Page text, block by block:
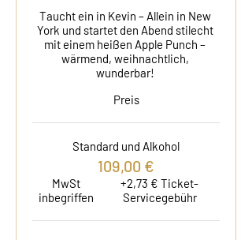
Taucht ein in Kevin – Allein in New
York und startet den Abend stilecht
mit einem heißen Apple Punch –
wärmend, weihnachtlich,
wunderbar!
Preis
Standard und Alkohol
109,00 €
MwSt
inbegriffen
+2,73 € Ticket-
Servicegebühr